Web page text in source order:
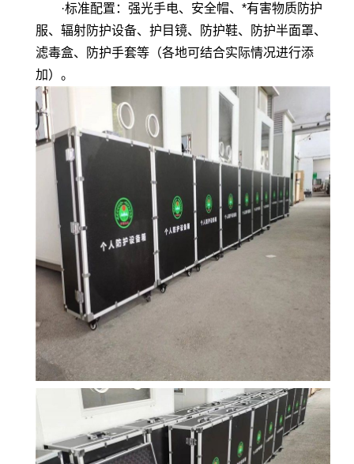
·标准配置：强光手电、安全帽、*有害物质防护
服、辐射防护设备、护目镜、防护鞋、防护半面罩、
滤毒盒、防护手套等（各地可结合实际情况进行添
加）。